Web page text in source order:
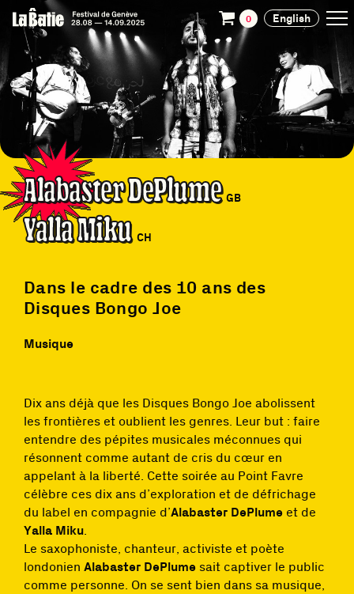
Alabaster DePlume GB
Yalla Miku CH
Dans le cadre des 10 ans des
Disques Bongo Joe
Musique
Dix ans déjà que les Disques Bongo Joe abolissent
les frontières et oublient les genres. Leur but : faire
entendre des pépites musicales méconnues qui
résonnent comme autant de cris du cœur en
appelant à la liberté. Cette soirée au Point Favre
célèbre ces dix ans d’exploration et de défrichage
du label en compagnie d’Alabaster DePlume et de
Yalla Miku
Le saxophoniste, chanteur, activiste et poète
londonien Alabaster DePlume sait captiver le public
comme personne. On se sent bien dans sa musique,
0 English